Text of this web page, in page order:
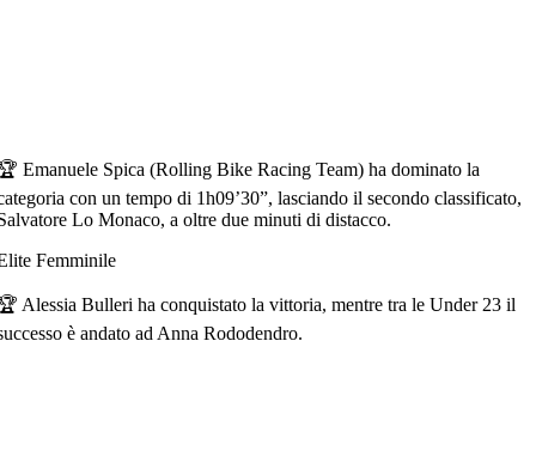
Emanuele Spica (Rolling Bike Racing Team) ha dominato la
con un tempo di 1h09’30”, lasciando il secondo classificato,
Lo Monaco, a oltre due minuti di distacco.
Femminile
Alessia Bulleri ha conquistato la vittoria, mentre tra leUnder 23 il
è andato ad Anna Rododendro.